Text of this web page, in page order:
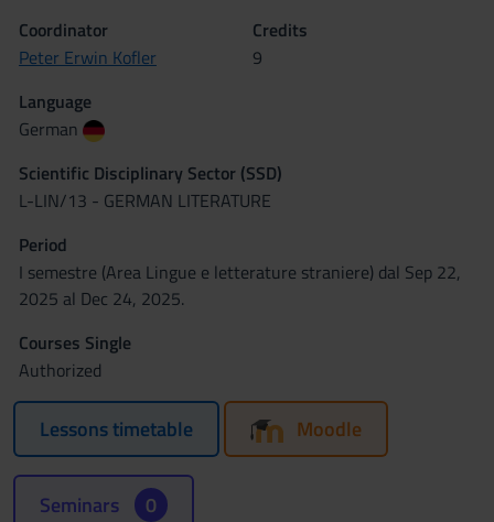
Coordinator
Peter Erwin Kofler
Credits
9
Language
German
Scientific Disciplinary Sector (SSD)
L-LIN/13 - GERMAN LITERATURE
Period
I semestre (Area Lingue e letterature straniere) dal Sep 22,
2025 al Dec 24, 2025.
Courses Single
Authorized
Lessons timetable Moodle
Seminars 0